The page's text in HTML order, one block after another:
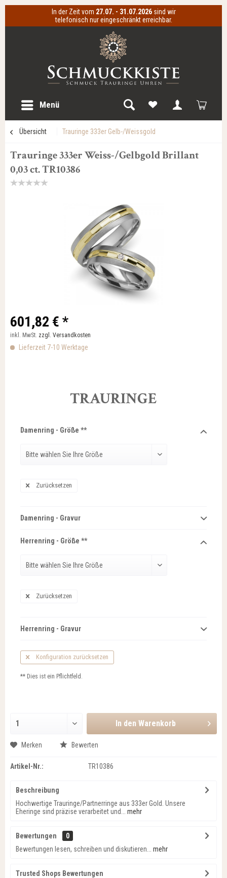
In der Zeit vom 27.07. - 31.07.2026 sind wir
telefonisch nur eingeschränkt erreichbar.
Menü
Übersicht Trauringe 333er Gelb-/Weissgold
Trauringe 333er Weiss-/Gelbgold Brillant
0,03 ct. TR10386
601,82 € *
inkl. MwSt. zzgl. Versandkosten
Lieferzeit 7-10 Werktage
TRAURINGE
Damenring - Größe **
Zurücksetzen
Damenring - Gravur
Herrenring - Größe **
Zurücksetzen
Herrenring - Gravur
Konfiguration zurücksetzen
** Dies ist ein Pflichtfeld.
In den Warenkorb
Merken Bewerten
Artikel-Nr.: TR10386
Beschreibung
Hochwertige Trauringe/Partnerringe aus 333er Gold. Unsere
Eheringe sind präzise verarbeitet und...
mehr
Bewertungen
0
Bewertungen lesen, schreiben und diskutieren...
mehr
Trusted Shops Bewertungen